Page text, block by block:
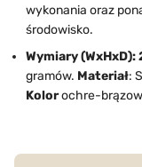
wykonania oraz
środowisko.
Wymiary (WxHxD):
gramów. Materiał:
Kolorochre-